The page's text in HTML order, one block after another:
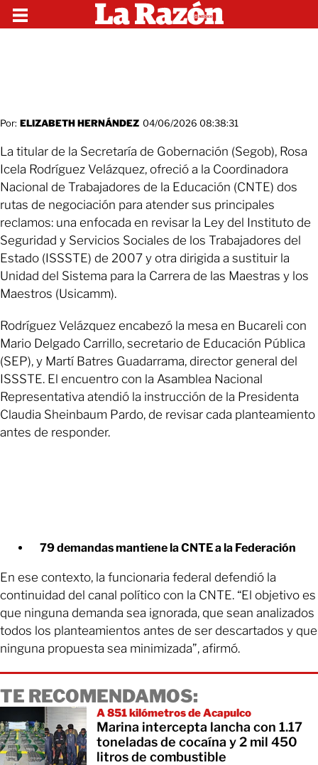
Por: ELIZABETH HERNÁNDEZ 04/06/2026 08:38:31
La titular de la Secretaría de Gobernación (Segob), Rosa
Icela Rodríguez Velázquez, ofreció a la Coordinadora
Nacional de Trabajadores de la Educación (CNTE) dos
rutas de negociación para atender sus principales
reclamos: una enfocada en revisar la Ley del Instituto de
Seguridad y Servicios Sociales de los Trabajadores del
Estado (ISSSTE) de 2007 y otra dirigida a sustituir la
Unidad del Sistema para la Carrera de las Maestras y los
Maestros (Usicamm).
Rodríguez Velázquez encabezó la mesa en Bucareli con
Mario Delgado Carrillo, secretario de Educación Pública
(SEP), y Martí Batres Guadarrama, director general del
ISSSTE. El encuentro con la Asamblea Nacional
Representativa atendió la instrucción de la Presidenta
Claudia Sheinbaum Pardo, de revisar cada planteamiento
antes de responder.
79 demandas mantiene la CNTE a la Federación
En ese contexto, la funcionaria federal defendió la
continuidad del canal político con la CNTE. “El objetivo es
que ninguna demanda sea ignorada, que sean analizados
todos los planteamientos antes de ser descartados y que
ninguna propuesta sea minimizada”, afirmó.
TE RECOMENDAMOS:
A 851 kilómetros de Acapulco
Marina intercepta lancha con 1.17
toneladas de cocaína y 2 mil 450
litros de combustible